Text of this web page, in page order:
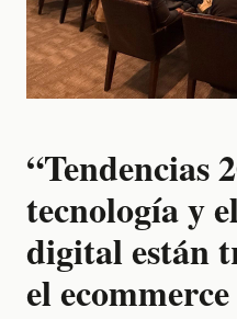
“Tendencias
tecnología y
digital están
el